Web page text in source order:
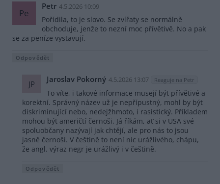
Pe
Petr 4.5.2026 10:09
Pořídila, to je slovo. Se zvířaty se normálně
obchoduje, jenže to nezní moc přívětivě. No a pak
se za peníze vystavují.
Odpovědět
JP Jaroslav Pokorný 4.5.2026 13:07 Reaguje na Petr
To víte, i takové informace musejí být přívětivé a
korektní. Správný název už je nepřípustný, mohl by být
diskriminující nebo, nedejžhmoto, i rasistický. Příkladem
mohou být američtí černoši. Já říkám, ať si v USA své
spoluobčany nazývají jak chtějí, ale pro nás to jsou
jasně černoši. V češtině to není nic urážlivého, chápu,
že angl. výraz negr je urážlivý i v češtině.
Odpovědět